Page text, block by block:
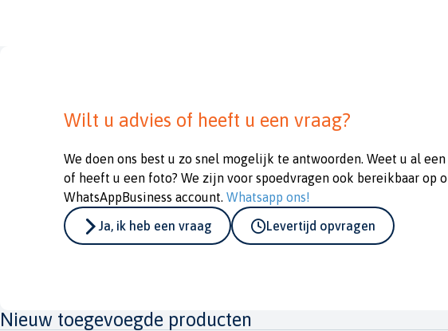
Wilt u advies of heeft u een vraag?
We doen ons best u zo snel mogelijk te antwoorden. Weet u al
of heeft u een foto? We zijn voor spoedvragen ook bereikbaar op
WhatsAppBusiness account. Whatsapp ons!
Ja, ik heb een vraag
Levertijd opvragen
Nieuw toegevoegde producten